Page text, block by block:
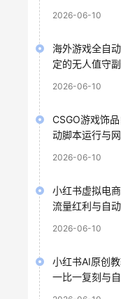
2026-06-10
海外游戏全自
定的无人值守
2026-06-10
CSGO游戏饰
动脚本运行与
2026-06-10
小红书虚拟电
流量红利与自
2026-06-10
小红书AI原创
一比一复刻与